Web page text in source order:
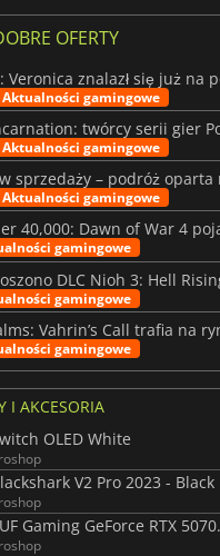
OFERTY
Aktualności gamingowe
Aktualności gamingowe
Aktualności gamingowe
gamingowe
DLC Nioh 3: Hell
gamingowe
gamingowe
I AKCESORIA
OLED White
V2 Pro 2023 - Black
TUF